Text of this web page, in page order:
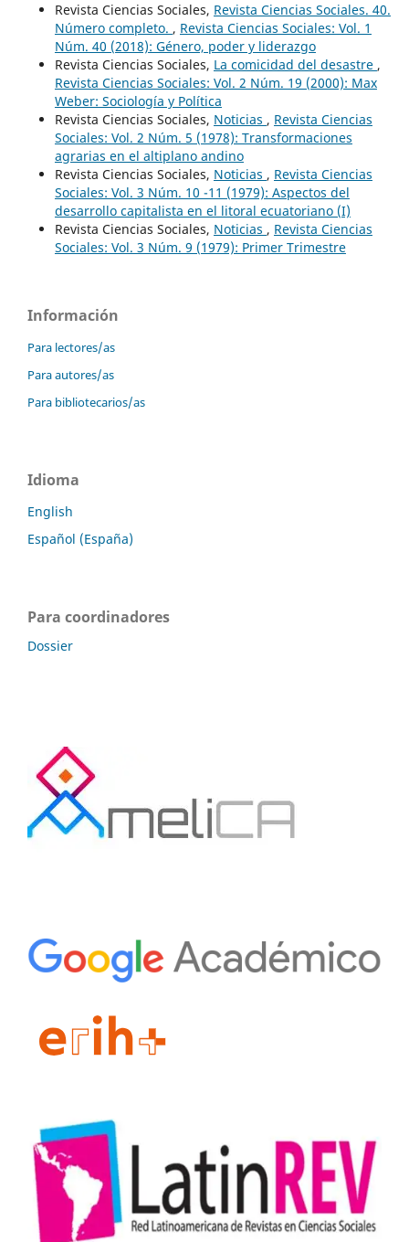
Revista Ciencias Sociales, Revista Ciencias Sociales. 40.
Número completo. , Revista Ciencias Sociales: Vol. 1
Núm. 40 (2018): Género, poder y liderazgo
Revista Ciencias Sociales, La comicidad del desastre ,
Revista Ciencias Sociales: Vol. 2 Núm. 19 (2000): Max
Weber: Sociología y Política
Revista Ciencias Sociales, Noticias , Revista Ciencias
Sociales: Vol. 2 Núm. 5 (1978): Transformaciones
agrarias en el altiplano andino
Revista Ciencias Sociales, Noticias , Revista Ciencias
Sociales: Vol. 3 Núm. 10 -11 (1979): Aspectos del
desarrollo capitalista en el litoral ecuatoriano (I)
Revista Ciencias Sociales, Noticias , Revista Ciencias
Sociales: Vol. 3 Núm. 9 (1979): Primer Trimestre
Información
Para lectores/as
Para autores/as
Para bibliotecarios/as
Idioma
English
Español (España)
Para coordinadores
Dossier